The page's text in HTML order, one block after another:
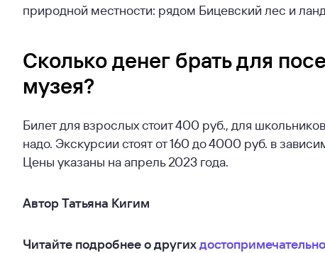
природной местности: рядом Бицевский лес и
Сколько денег брать для
музея?
Билет для взрослых стоит 400 руб., для
надо. Экскурсии стоят от 160 до 4000 руб. в
Цены указаны на апрель 2023 года.
Автор Татьяна Кигим
Читайте подробнее о других